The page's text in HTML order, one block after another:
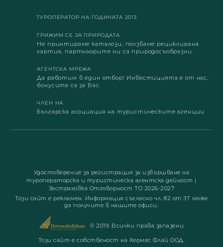
ТУРОПЕРАТОР НА ГОДИНАТА 2013
ГРИЖИМ СЕ ЗА ПРИРОДАТА
Не принтираме каталози, ползваме рециклирана
хартия, партньорите ни са природосъобразни.
АГЕНТСКА МРЕЖА
Да работим в един отбор! Инвестицията е от нас,
бонусите са за Вас.
ЧЛЕН НА
Българска асоциация на туристическите агенции
Удостоверение за регистрация за извършване на
туроператорска и туристическа агентска дейност |
Застраховка Отговорност ТО 2026-2027
Този сайт е рекламен. Информация съгласно чл. 82 от ЗТ може
да получите в нашите офиси.
© 2019. Всички права запазени
Този сайт е собственост на Хермес Флай ООД.